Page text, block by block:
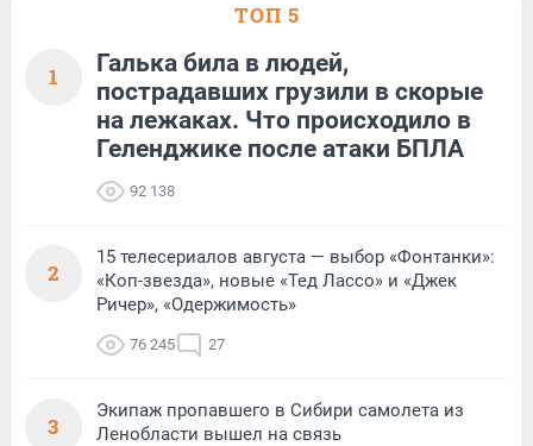
ТОП 5
1
Галька била в людей,
пострадавших грузили в скорые
на лежаках. Что происходило в
Геленджике после атаки БПЛА
92 138
2
15 телесериалов августа — выбор «Фонтанки»:
«Коп-звезда», новые «Тед Лассо» и «Джек
Ричер», «Одержимость»
76 245 27
3
Экипаж пропавшего в Сибири самолета из
Ленобласти вышел на связь